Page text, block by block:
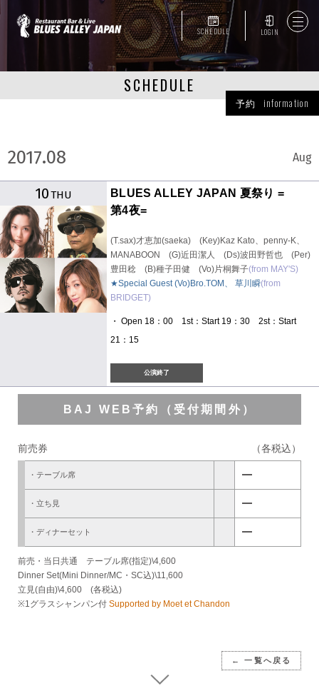
SCHEDULE LOGIN
SCHEDULE
予約 information
2017.08 Aug
10THU
BLUES ALLEY JAPAN 夏祭り =
第4夜=
(T.sax)才恵加(saeka) (Key)Kaz Kato、penny-K、
MANABOON (G)近田潔人 (Ds)波田野哲也 (Per)
豊田稔 (B)種子田健 (Vo)片桐舞子(from MAY'S)
★Special Guest (Vo)Bro.TOM、 草川瞬(from
BRIDGET)
・ Open 18：00 1st：Start 19：30 2st：Start
21：15
公演終了
BAJ WEB予約（受付期間外）
前売券 （各税込）
・テーブル席 remove
・立ち見 remove
・ディナーセット remove
前売・当日共通 テーブル席(指定)\4,600
Dinner Set(Mini Dinner/MC・SC込)\11,600
立見(自由)\4,600 (各税込)
※1グラスシャンパン付 Supported by Moet et Chandon
← 一覧へ戻る